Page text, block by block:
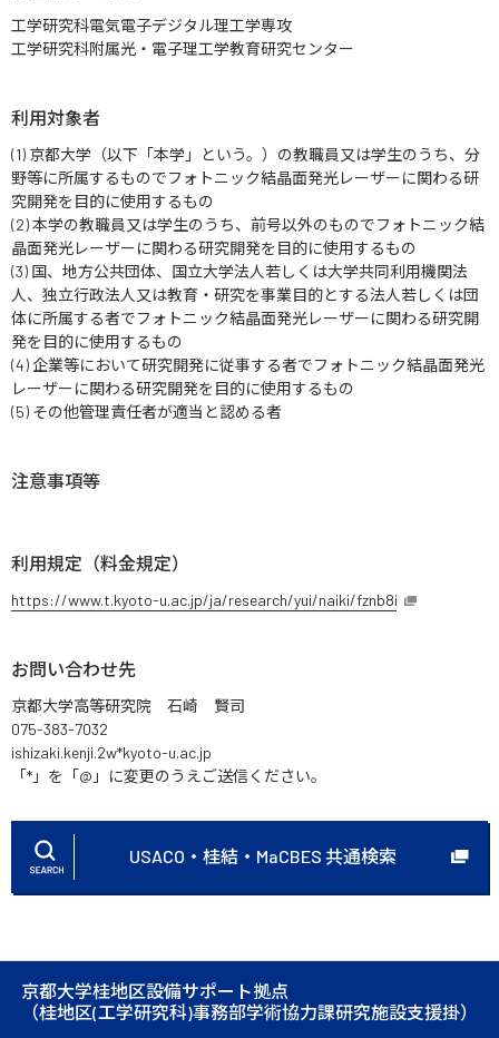
工学研究科電気電子デジタル理工学専攻
工学研究科附属光・電子理工学教育研究センター
利用対象者
(1) 京都大学（以下「本学」という。）の教職員又は学生のうち、分
野等に所属するものでフォトニック結晶面発光レーザーに関わる研
究開発を目的に使用するもの
(2) 本学の教職員又は学生のうち、前号以外のものでフォトニック結
晶面発光レーザーに関わる研究開発を目的に使用するもの
(3) 国、地方公共団体、国立大学法人若しくは大学共同利用機関法
人、独立行政法人又は教育・研究を事業目的とする法人若しくは団
体に所属する者でフォトニック結晶面発光レーザーに関わる研究開
発を目的に使用するもの
(4) 企業等において研究開発に従事する者でフォトニック結晶面発光
レーザーに関わる研究開発を目的に使用するもの
(5) その他管理責任者が適当と認める者
注意事項等
利用規定（料金規定）
https://www.t.kyoto-u.ac.jp/ja/research/yui/naiki/fznb8i
お問い合わせ先
京都大学高等研究院 石崎 賢司
075-383-7032
ishizaki.kenji.2w*kyoto-u.ac.jp
「*」を「@」に変更のうえご送信ください。
USACO・桂結・MaCBES 共通検索
京都大学桂地区設備サポート拠点
（桂地区(工学研究科)事務部学術協力課研究施設支援掛）